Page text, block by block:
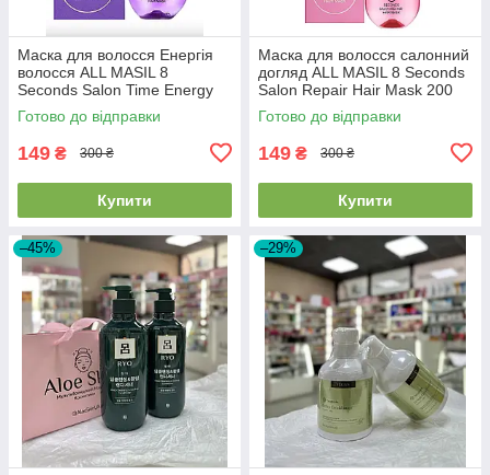
Маска для волосся Енергія
волосся ALL MASIL 8
Seconds Salon Time Energy
Hair Mask 200 мл 2026/07/23
Готово до відправки
149 ₴ 300 ₴
Купити
Маска для волосся салонний
догляд ALL MASIL 8 Seconds
Salon Repair Hair Mask 200
мл 2026/07/21
Готово до відправки
149 ₴ 300 ₴
Купити
–45% –29%